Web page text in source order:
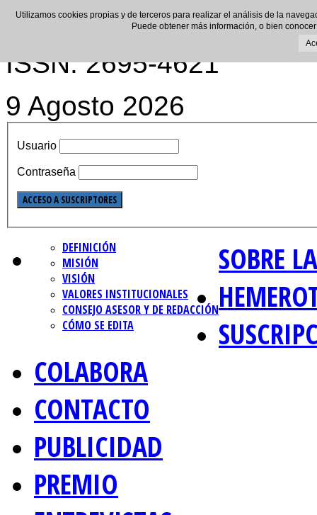
ISSN: 2695-4621
9 Agosto 2026
Usuario
Contraseña
SOBRE
DEFINICIÓN
MISIÓN
VISIÓN
VALORES INSTITUCIONALES
CONSEJO ASESOR Y DE REDACCIÓN
CÓMO SE EDITA
COLABORA
CONTACTO
PUBLICIDAD
PREMIO
Utilizamos cookies propias y de terceros para realizar el análisis de la
Puede obtener más información, o bien